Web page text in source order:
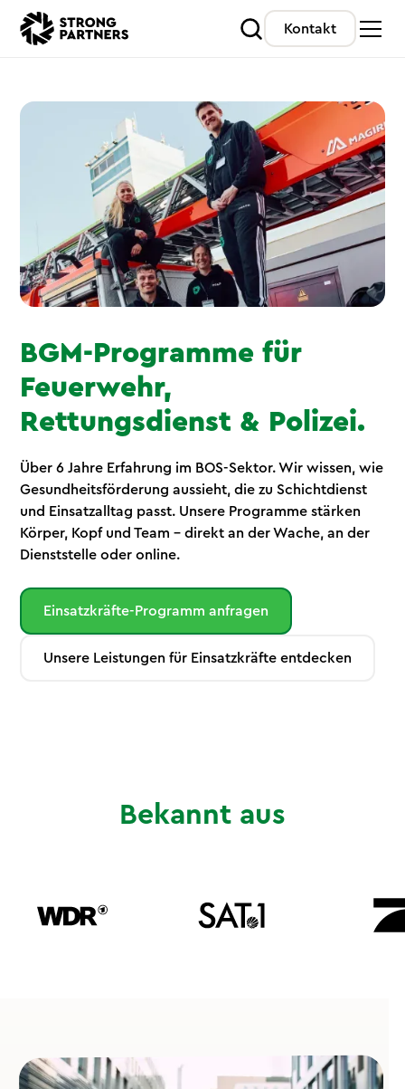
Kontakt
BGM-Programme für
Feuerwehr,
Rettungsdienst & Polizei.
Über 6 Jahre Erfahrung im BOS-Sektor. Wir wissen, wie
Gesundheitsförderung aussieht, die zu Schichtdienst
und Einsatzalltag passt. Unsere Programme stärken
Körper, Kopf und Team – direkt an der Wache, an der
Dienststelle oder online.
Einsatzkräfte-Programm anfragen
Unsere Leistungen für Einsatzkräfte entdecken
Bekannt aus